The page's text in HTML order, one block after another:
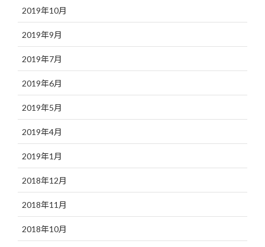
2019年10月
2019年9月
2019年7月
2019年6月
2019年5月
2019年4月
2019年1月
2018年12月
2018年11月
2018年10月